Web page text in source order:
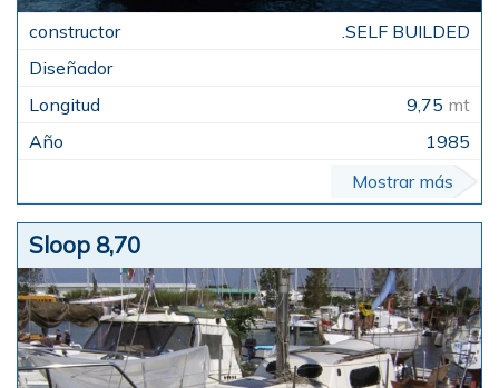
.SELF BUILDED
9,75 mt
1985
Mostrar más
Sloop 8,70